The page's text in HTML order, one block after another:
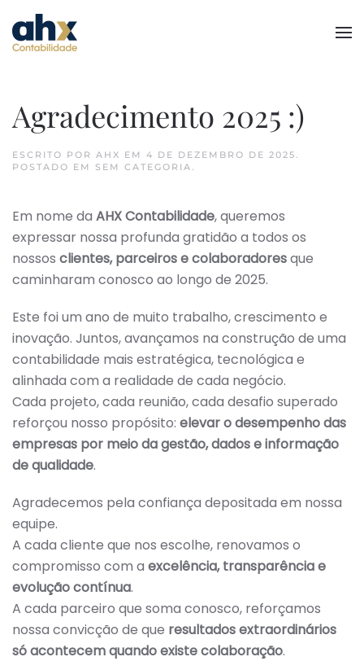
Skip to main content
Agradecimento 2025 :)
ESCRITO POR AHX EM 4 DE DEZEMBRO DE 2025.
POSTADO EM SEM CATEGORIA.
Em nome da AHX Contabilidade, queremos
expressar nossa profunda gratidão a todos os
nossos clientes, parceiros e colaboradoresque
caminharam conosco ao longo de 2025.
Este foi um ano de muito trabalho, crescimento e
inovação. Juntos, avançamos na construção de uma
contabilidade mais estratégica, tecnológica e
alinhada com a realidade de cada negócio.
Cada projeto, cada reunião, cada desafio superado
reforçou nosso propósito: elevar o desempenho das
empresas por meio da gestão, dados e informação
de qualidade.
Agradecemos pela confiança depositada em nossa
equipe.
A cada cliente que nos escolhe, renovamos o
compromisso com a excelência, transparência e
evolução contínua.
A cada parceiro que soma conosco, reforçamos
nossa convicção de que resultados extraordinários
só acontecem quando existe colaboração.